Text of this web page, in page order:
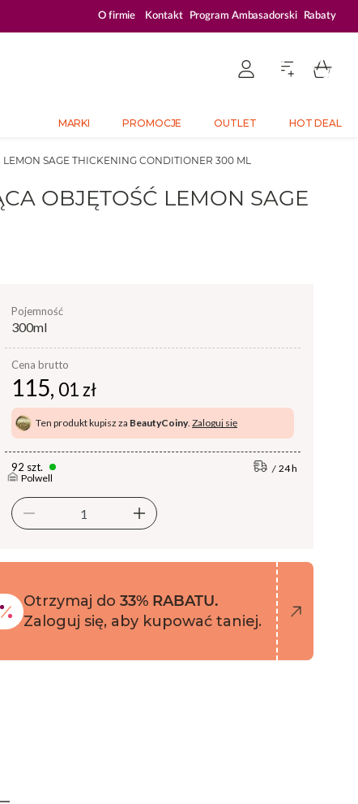
ZALOGUJ SIĘ I KUPUJ TANIEJ – AŻ 33% ZNIŻKI
O firmie Kontakt Program Ambasadorski Rabaty
MARKI PROMOCJE OUTLET HOT DEAL
SAGE THICKENING CONDITIONER 300 ML
OBJĘTOŚĆ LEMON SAGE
pojemność
300ml
Cena brutto
115, 01 zł
Ten produkt kupisz za BeautyCoiny. Zaloguj się
92 szt.
Polwell
24 h
Otrzymaj do 33% RABATU.
Zaloguj się, aby kupować taniej.